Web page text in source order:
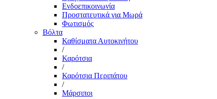
Ενδοεπικοινωνία
Προστατευτικά για Μωρά
Φωτισμός
Βόλτα
Καθίσματα Αυτοκινήτου
/
Καρότσια
/
Καρότσια Περιπάτου
/
Μάρσιποι